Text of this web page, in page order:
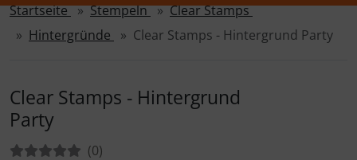
Sprungnavigation
Springe zur Navigation
Springe zum Inhalt
Springe zum Button für Einstellungen
Springe zu den allgemeinen Informationen
Startseite Stempeln
Clear Stamps
Hintergründe
Clear Stamps - Hintergrund Party
Clear Stamps - Hintergrund
Party
Bewertungen:(0Bewertungen
)